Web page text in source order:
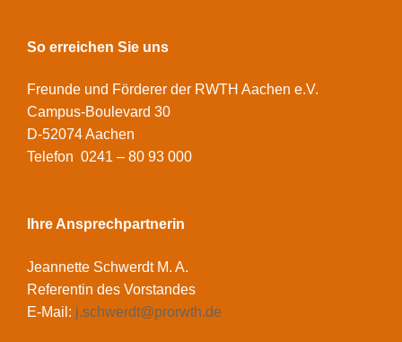
So erreichen Sie uns
Freunde und Förderer der RWTH Aachen e.V.
Campus-Boulevard 30
D-52074 Aachen
Telefon 0241 – 80 93 000
Ihre Ansprechpartnerin
Jeannette Schwerdt M. A.
Referentin des Vorstandes
E-Mail: j.schwerdt@prorwth.de